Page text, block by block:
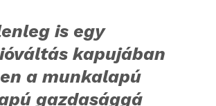
is egy
kapujában
a munkalapú
gazdasággá